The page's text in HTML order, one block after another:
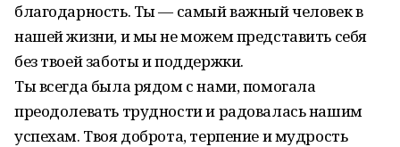
благодарность. Ты — самый важный человек в
нашей жизни, и мы не можем представить себя
без твоей заботы и поддержки.
Ты всегда была рядом с нами, помогала
преодолевать трудности и радовалась нашим
успехам. Твоя доброта, терпение и мудрость